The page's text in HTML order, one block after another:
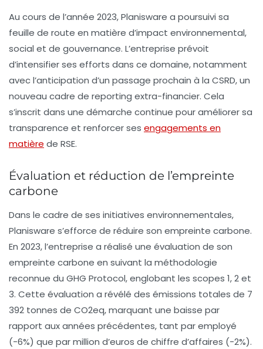
Au cours de l’année 2023, Planisware a poursuivi sa
feuille de route en matière d’impact environnemental,
social et de gouvernance. L’entreprise prévoit
d’intensifier ses efforts dans ce domaine, notamment
avec l’anticipation d’un passage prochain à la CSRD, un
nouveau cadre de reporting extra-financier. Cela
s’inscrit dans une démarche continue pour améliorer sa
transparence et renforcer ses engagements en
matière de RSE.
Évaluation et réduction de l’empreinte
carbone
Dans le cadre de ses initiatives environnementales,
Planisware s’efforce de réduire son empreinte carbone.
En 2023, l’entreprise a réalisé une évaluation de son
empreinte carbone en suivant la méthodologie
reconnue du GHG Protocol, englobant les scopes 1, 2 et
3. Cette évaluation a révélé des émissions totales de 7
392 tonnes de CO2eq, marquant une baisse par
rapport aux années précédentes, tant par employé
(-6%) que par million d’euros de chiffre d’affaires (-2%).